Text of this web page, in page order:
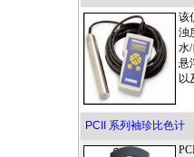
该
浊
水
悬
以
PCII 系列袖珍比色计